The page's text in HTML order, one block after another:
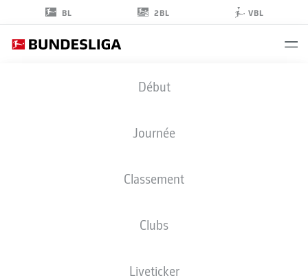
BL 2BL VBL
Début
Journée
Classement
Clubs
Liveticker